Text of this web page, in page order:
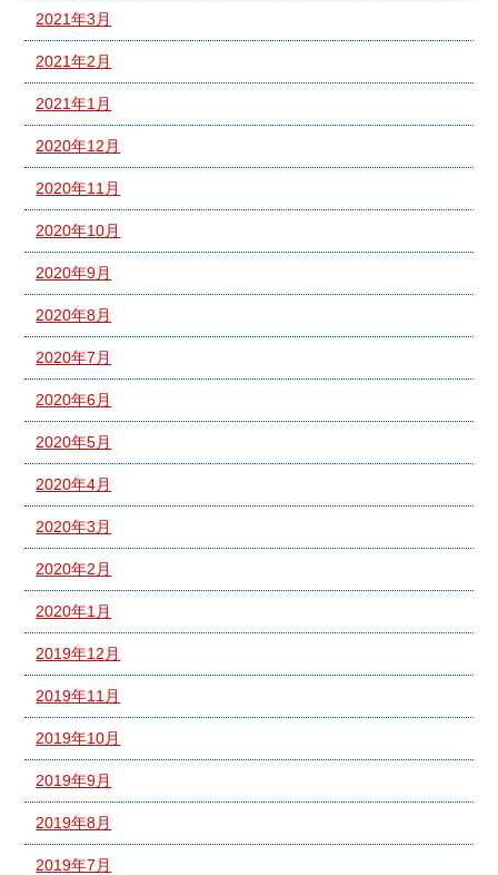
2021年3月
2021年2月
2021年1月
2020年12月
2020年11月
2020年10月
2020年9月
2020年8月
2020年7月
2020年6月
2020年5月
2020年4月
2020年3月
2020年2月
2020年1月
2019年12月
2019年11月
2019年10月
2019年9月
2019年8月
2019年7月